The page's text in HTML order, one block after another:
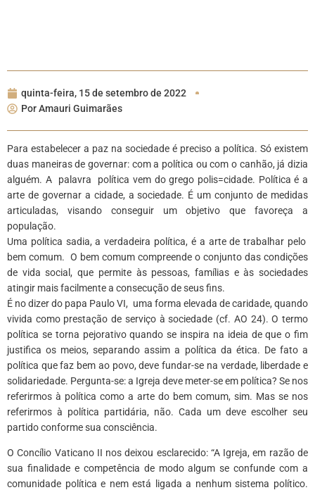
quinta-feira, 15 de setembro de 2022
PorAmauri Guimarães
Para estabelecer a paz na sociedade é preciso a política. Só existem
duas maneiras de governar: com a política ou com o canhão, já dizia
alguém. A palavra política vem do grego polis=cidade. Política é a
arte de governar a cidade, a sociedade. É um conjunto de medidas
articuladas, visando conseguir um objetivo que favoreça a
população.
Uma política sadia, a verdadeira política, é a arte de trabalhar pelo
bem comum. O bem comum compreende o conjunto das condições
de vida social, que permite às pessoas, famílias e às sociedades
atingir mais facilmente a consecução de seus fins.
É no dizer do papa Paulo VI, uma forma elevada de caridade, quando
vivida como prestação de serviço à sociedade (cf. AO 24). O termo
política se torna pejorativo quando se inspira na ideia de que o fim
justifica os meios, separando assim a política da ética. De fato a
política que faz bem ao povo, deve fundar-se na verdade, liberdade e
solidariedade. Pergunta-se: a Igreja deve meter-se em política? Se nos
referirmos à política como a arte do bem comum, sim. Mas se nos
referirmos à política partidária, não. Cada um deve escolher seu
partido conforme sua consciência.
O Concílio Vaticano II nos deixou esclarecido: “A Igreja, em razão de
sua finalidade e competência de modo algum se confunde com a
comunidade política e nem está ligada a nenhum sistema político.